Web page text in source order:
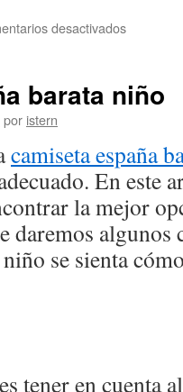
desactivadosen
replica
barata niño
por istern
camiseta españa
En este
la mejor
daremos algunos
se sienta
tener en cuenta